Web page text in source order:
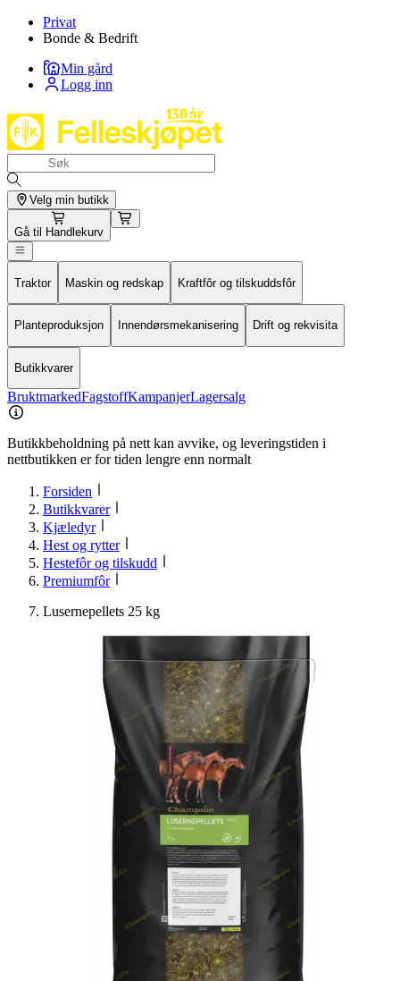
Privat
Bonde & Bedrift
Min gård
Logg inn
Velg min butikk
Gå til Handlekurv
Traktor Maskin og redskap Kraftfôr og tilskuddsfôr
Planteproduksjon Innendørsmekanisering Drift og rekvisita
Butikkvarer
BruktmarkedFagstoffKampanjerLagersalg
Butikkbeholdning på nett kan avvike, og leveringstiden i
nettbutikken er for tiden lengre enn normalt
Forsiden
Butikkvarer
Kjæledyr
Hest og rytter
Hestefôr og tilskudd
Premiumfôr
Lusernepellets 25 kg